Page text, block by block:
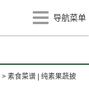
导航菜单
>素食菜谱 | 纯素果蔬披